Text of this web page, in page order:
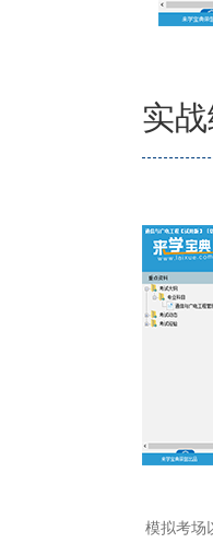
实
模拟考场